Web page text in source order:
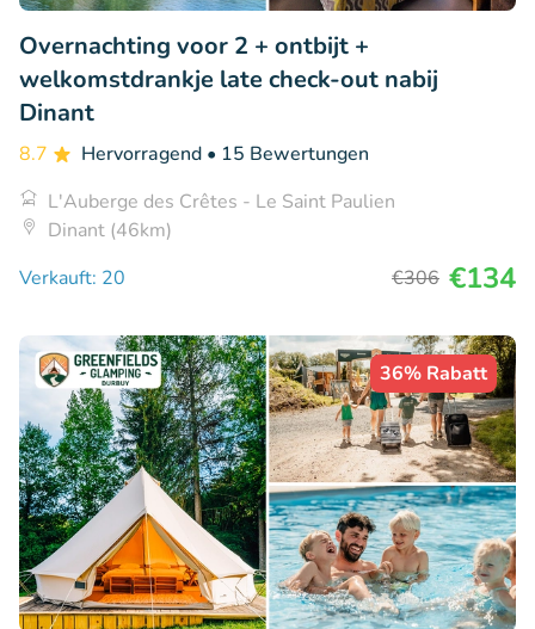
Overnachting voor 2 + ontbijt +
welkomstdrankje late check-out nabij
Dinant
8.7 Hervorragend • 15 Bewertungen
L'Auberge des Crêtes - Le Saint Paulien
Dinant (46km)
Verkauft: 20
€306 €134
36% Rabatt